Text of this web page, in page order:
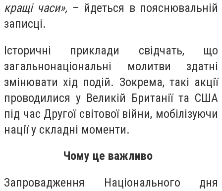
кращі часи», – йдеться в пояснювальній
записці.
Історичні приклади свідчать, що
загальнонаціональні молитви здатні
змінювати хід подій. Зокрема, такі акції
проводилися у Великій Британії та США
під час Другої світової війни, мобілізуючи
нації у складні моменти.
Чому це важливо
Запровадження Національного дня